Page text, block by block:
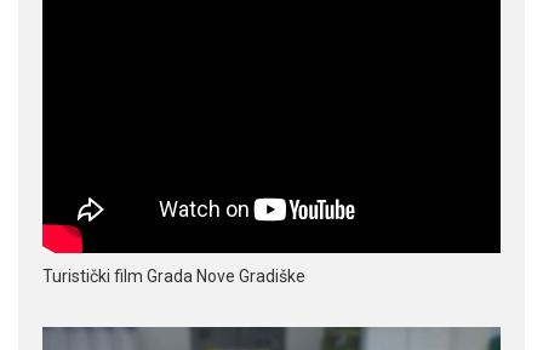
Turistički film Grada Nove Gradiške